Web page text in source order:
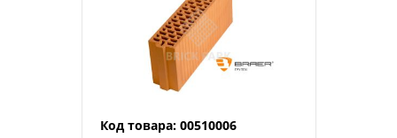
Код товара: 00510006